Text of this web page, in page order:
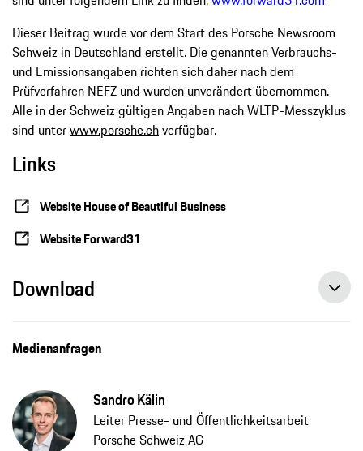
Dieser Beitrag wurde vor dem Start des Porsche Newsroom
Schweiz in Deutschland erstellt. Die genannten Verbrauchs-
und Emissionsangaben richten sich daher nach dem
Prüfverfahren NEFZ und wurden unverändert übernommen.
Alle in der Schweiz gültigen Angaben nach WLTP-Messzyklus
sind unterwww.porsche.chverfügbar.
Links
Website House of Beautiful Business
Website Forward31
Download
Medienanfragen
Sandro Kälin
Leiter Presse- und Öffentlichkeitsarbeit
Porsche Schweiz AG